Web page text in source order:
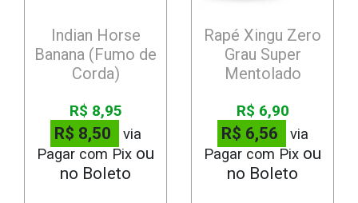
Indian Horse
Banana (Fumo de
Corda)
R$ 8,95
R$ 8,50
via
Pagar com Pix
Rapé Xingu Zero
Grau Super
Mentolado
R$ 6,90
R$ 6,56
via
Pagar com Pix